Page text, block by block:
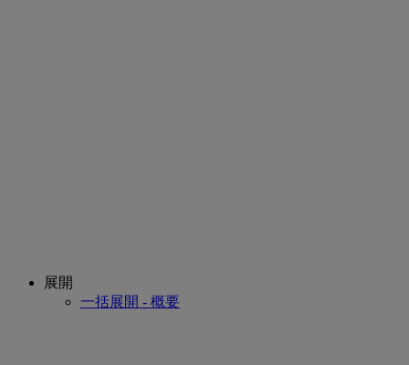
展開
一括展開 - 概要